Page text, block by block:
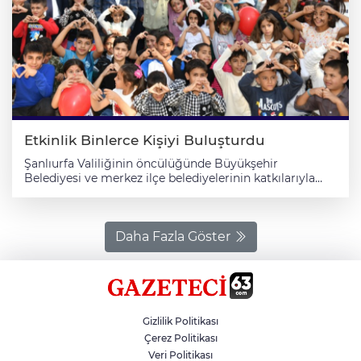
verdi. İz Bırakanlar Cemiyeti Başkanı Abdulkadir Şanlı,
Meşveret Meclisi’nin amacının şehirde ortak aklı
güçlendirmek ve manevi değerleri canlı tutmak
olduğunu belirterek, konuklarına teşekkür etti. Samimi
bir atmosferde gerçekleşen istişare toplantısı, Ramazan
ayında yapılacak sosyal ve hayır odaklı çalışmaların
değerlendirilmesiyle sona erdi.
Etkinlik Binlerce Kişiyi Buluşturdu
Şanlıurfa Valiliğinin öncülüğünde Büyükşehir
Belediyesi ve merkez ilçe belediyelerinin katkılarıyla
Parkı olarak bilinen Fatih Sultan Mehmet Parkı’nda
gerçekleştirilen buluşma sabah saatlerinde düzenlenen
açılış programıyla başladı. Programda konuşan Vali
Hasan Şıldak, Şanlıurfa’da sergilenen birlik ve
beraberliğin örnek olduğunu kaydetti. VALİ ŞILDAK:
“ÇOCUKLARIMIZ VE GENÇLERİMİZ İÇİN NE YAPSAK AZ”
yer alan, katkı sunan, destek veren herkesin amacı aynı:
Birliğimizi ve beraberliğimizi pekiştirmek;
çocuklarımızı ve gençlerimizi bir araya getirerek güçlü
Daha Fazla Göster
Gizlilik Politikası
Çerez Politikası
Veri Politikası